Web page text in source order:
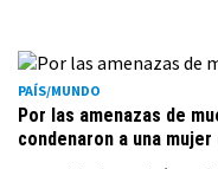
PAÍS/MUNDO
Por las amenazas de
condenaron a una mujer